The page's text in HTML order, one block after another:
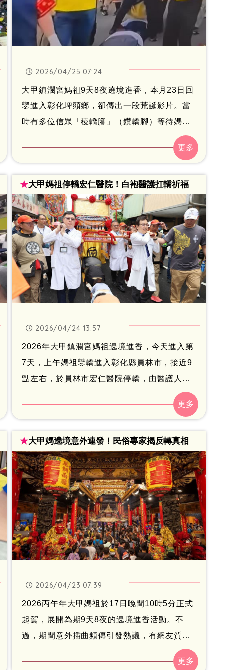
2026/04/25 07:24
大甲鎮瀾宮媽祖9天8夜遶境進香，本月23日回
鑾進入彰化埤頭鄉，卻傳出一段荒誕影片。當
時有多位信眾「稜轎腳」（鑽轎腳）等待媽祖
鑾轎越過，未料一名身穿黃衣的扶轎男子竟未
迴避，反而張開雙腳跨越信徒，從下跪的信眾
光嚴重後果。
★大甲媽祖停轎宏仁醫院！白袍醫護扛轎祈福
2026/04/24 13:57
2026年大甲鎮瀾宮媽祖遶境進香，今天進入第
7天，上午媽祖鑾轎進入彰化縣員林市，接近9
點左右，於員林市宏仁醫院停轎，由醫護人員
扛轎為患者祈福，醫師們身穿白袍扛轎，讓現
場信徒都非常感動，由宏仁醫院董事長陳鴻
俊郎及常春醫院院長汪國麟、副院長林郁、東
華醫院行政副院長陳家鈞等人接駕，為患者祈
求身體安康。
★大甲媽遶境意外連發！民俗專家揭反轉真相
2026/04/23 07:39
2026丙午年大甲媽祖於17日晚間10時5分正式
起駕，展開為期9天8夜的遶境進香活動。不
過，期間意外插曲頻傳引發熱議，有網友質疑
恐和鎮瀾宮董事長顏清標及立法院副院長江啟
臣親屬過世尚未「對年」有關。對此，民俗專